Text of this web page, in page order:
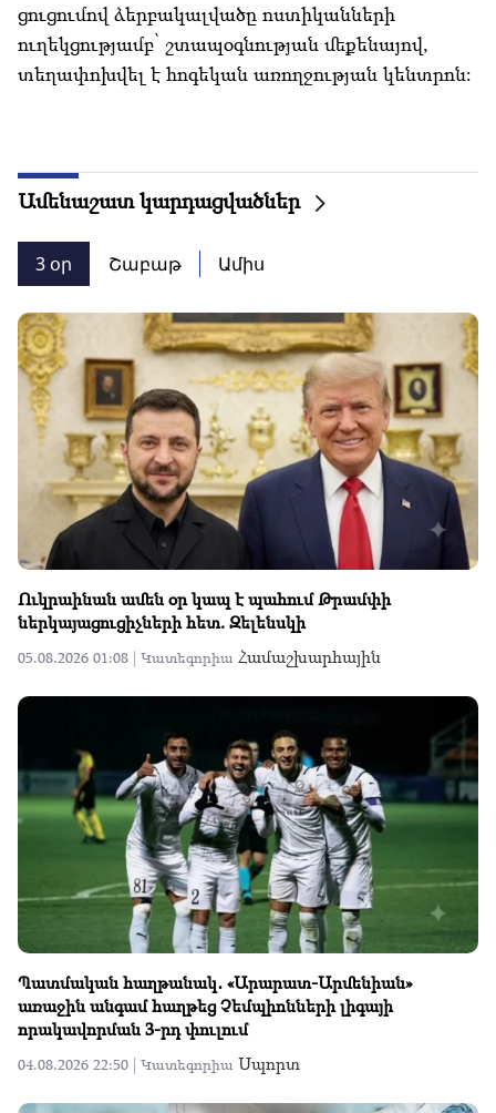
ցուցումով ձերբակալվածը ոստիկանների
ուղեկցությամբ՝ շտապօգնության մեքենայով,
տեղափոխվել է հոգեկան առողջության կենտրոն:
Ամենաշատ կարդացվածներ
3 օր Շաբաթ Ամիս
Ուկրաինան ամեն օր կապ է պահում Թրամփի
ներկայացուցիչների հետ. Զելենսկի
05.08.2026 01:08 | Կատեգորիա Համաշխարհային
Պատմական հաղթանակ․ «Արարատ-Արմենիան»
առաջին անգամ հաղթեց Չեմպիոնների լիգայի
որակավորման 3-րդ փուլում
04.08.2026 22:50 | Կատեգորիա Սպորտ